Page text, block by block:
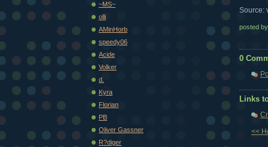
Source:
posted
0
Links
<<
~MS~
olli
AMinHorb
speedy06
Acide
Volker
d.
Kyra
Florian
PB
Oliver Gassner
R?diger